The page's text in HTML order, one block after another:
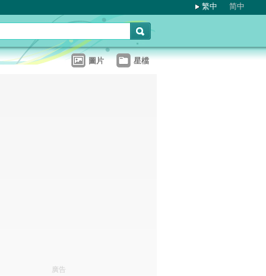
繁中 简中
圖片 星檔
廣告